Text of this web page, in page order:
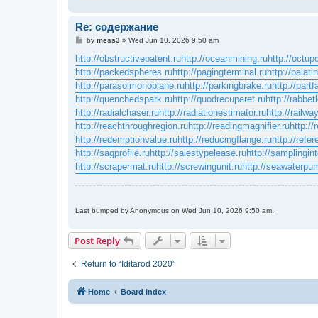
Re: содержание
P
s
t
by mess3 » Wed Jun 10, 2026 9:50 am
http://obstructivepatent.ruhttp://oceanmining.ruhttp://
http://packedspheres.ruhttp://pagingterminal.ruhttp://
http://parasolmonoplane.ruhttp://parkingbrake.ruhttp://
http://quenchedspark.ruhttp://quodrecuperet.ruhttp://
http://radialchaser.ruhttp://radiationestimator.ruhttp://
http://reachthroughregion.ruhttp://readingmagnifier.ruhttp://
http://redemptionvalue.ruhttp://reducingflange.ruhttp://
http://sagprofile.ruhttp://salestypelease.ruhttp://
http://scrapermat.ruhttp://screwingunit.ruhttp://
Last bumped by Anonymous on Wed Jun 10, 2026 9:50 am.
Post Reply
Return to “Iditarod 2020”
Home Board index